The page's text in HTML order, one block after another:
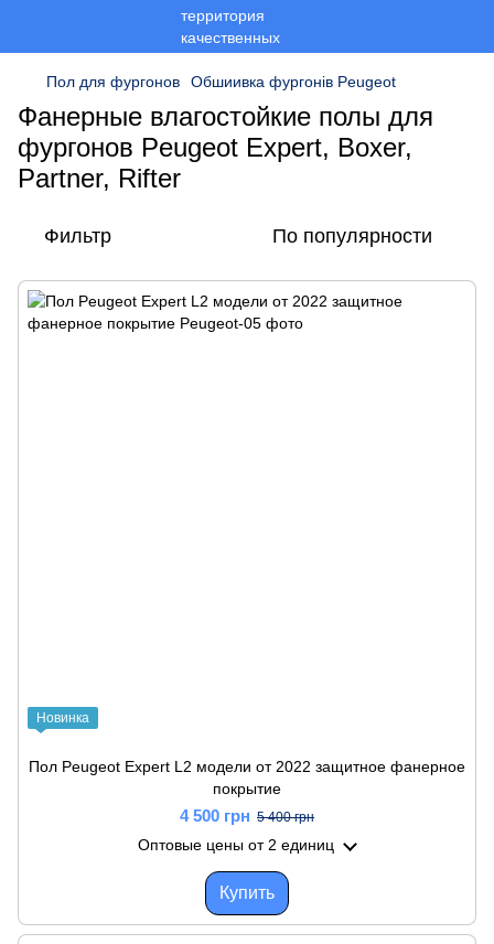
Пол для фургонов Обшиивка фургонів Peugeot
Фанерные влагостойкие полы для
фургонов Peugeot Expert, Boxer,
Partner, Rifter
Фильтр По популярности
Новинка
Пол Peugeot Expert L2 модели от 2022 защитное фанерное
покрытие
4 500 грн 5 400 грн
Оптовые ценыот 2 единиц
Купить